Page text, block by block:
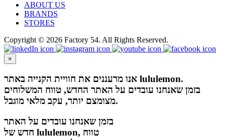
ABOUT US
BRANDS
STORES
Copyright © 2026 Factory 54. All Rights Reserved.
×
אנו מרעננים את חוויית הקנייה באתר lululemon.
בזמן שאנחנו עובדים על האתר החדש, טווח המשלוחים
מצומצם יותר, עקב מלאי מוגבל.
בזמן שאנחנו עובדים על האתר
חדש של lululemon, טווח